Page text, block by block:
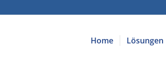
Home Lösungen